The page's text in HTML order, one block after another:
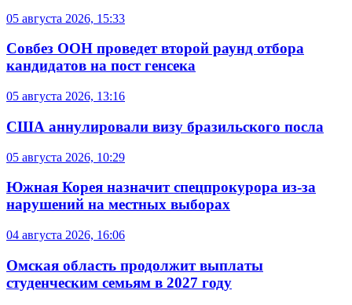
05 августа 2026, 15:33
Совбез ООН проведет второй раунд отбора
кандидатов на пост генсека
05 августа 2026, 13:16
США аннулировали визу бразильского посла
05 августа 2026, 10:29
Южная Корея назначит спецпрокурора из-за
нарушений на местных выборах
04 августа 2026, 16:06
Омская область продолжит выплаты
студенческим семьям в 2027 году